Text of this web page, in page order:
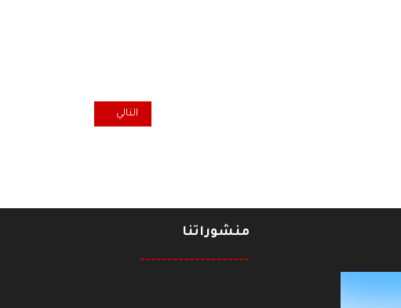
المقال التالي: شاكر عبد جابر
التالي
منشوراتنا
--------------------